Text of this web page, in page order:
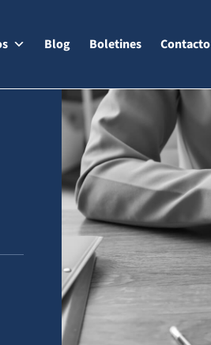
Blog Boletines Contacto